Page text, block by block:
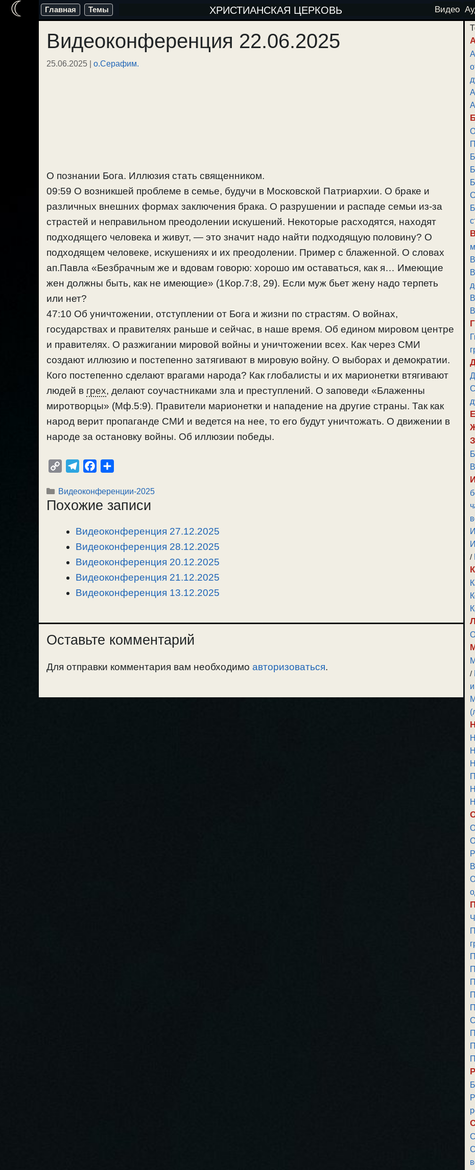
Перейти
содержимому
Главная Темы ХРИСТИАНСКАЯ ЦЕРКОВЬ Видео
Видеоконференция 22.06.2025
25.06.2025 | о.Серафим.
О познании Бога. Иллюзия стать священником.
09:59 О возникшей проблеме в семье, будучи в Московской Патриархии. О браке и
различных внешних формах заключения брака. О разрушении и распаде семьи из-за
страстей и неправильном преодолении искушений. Некоторые расходятся, находят
подходящего человека и живут, — это значит надо найти подходящую половину? О
подходящем человеке, искушениях и их преодолении. Пример с блаженной. О словах
ап.Павла «Безбрачным же и вдовам говорю: хорошо им оставаться, как я… Имеющие
жен должны быть, как не имеющие» (1Кор.7:8, 29). Если муж бьет жену надо терпеть
или нет?
47:10 Об уничтожении, отступлении от Бога и жизни по страстям. О войнах,
государствах и правителях раньше и сейчас, в наше время. Об едином мировом центре
и правителях. О разжигании мировой войны и уничтожении всех. Как через СМИ
создают иллюзию и постепенно затягивают в мировую войну. О выборах и демократии.
Кого постепенно сделают врагами народа? Как глобалисты и их марионетки втягивают
людей в грех, делают соучастниками зла и преступлений. О заповеди «Блаженны
миротворцы» (Мф.5:9). Правители марионетки и нападение на другие страны. Так как
народ верит пропаганде СМИ и ведется на нее, то его будут уничтожать. О движении в
народе за остановку войны. Об иллюзии победы.
p
y
l
e
r
a
m
c
e
o
o
k
п
р
в
и
т
Рубрики
Видеоконференции-2025
Похожие записи
Видеоконференция 27.12.2025
Видеоконференция 28.12.2025
Видеоконференция 20.12.2025
Видеоконференция 21.12.2025
Видеоконференция 13.12.2025
Оставьте комментарий
Для отправки комментария вам необходимо авторизоваться.
Г
Е
З
И
/
К
Л
/
П
Р
☾